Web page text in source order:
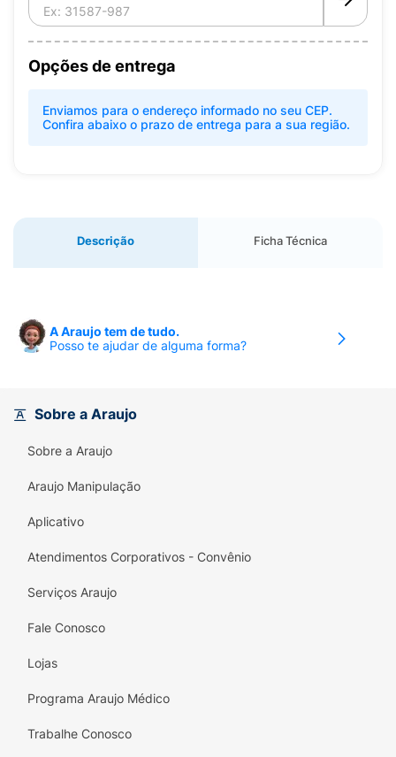
Opções de entrega
Enviamos para o endereço informado no seu CEP.
Confira abaixo o prazo de entrega para a sua região.
Descrição Ficha Técnica
A Araujo tem de tudo.
Posso te ajudar de alguma forma?
Sobre a Araujo
Sobre a Araujo
Araujo Manipulação
Aplicativo
Atendimentos Corporativos - Convênio
Serviços Araujo
Fale Conosco
Lojas
Programa Araujo Médico
Trabalhe Conosco